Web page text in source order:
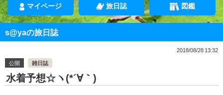
マイページ 旅日誌 図鑑
s@yaの旅日誌
2018/08/28 13:32
公開
雑日誌
水着予想☆ヽ(*´∀｀)